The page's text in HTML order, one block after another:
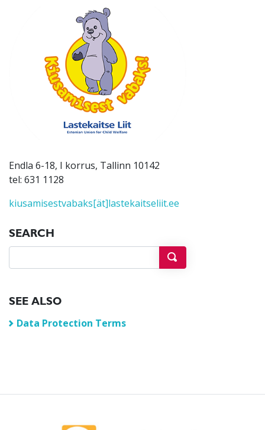
Endla 6-18, I korrus, Tallinn 10142
tel: 631 1128
kiusamisestvabaks[ät]lastekaitseliit.ee
SEARCH
SEE ALSO
Data Protection Terms